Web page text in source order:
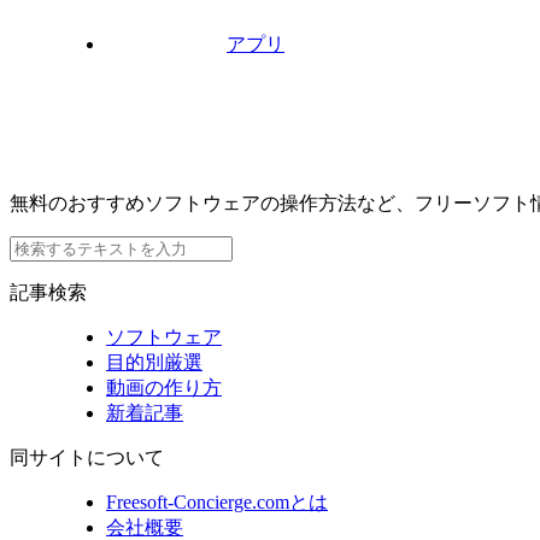
アプリ
無料のおすすめソフトウェアの操作方法など、フリーソフト
記事検索
ソフトウェア
目的別厳選
動画の作り方
新着記事
同サイトについて
Freesoft-Concierge.comとは
会社概要